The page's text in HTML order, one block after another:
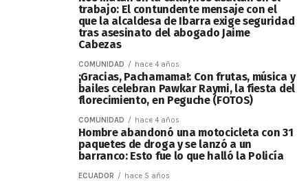
trabajo: El contundente mensaje con el
que la alcaldesa de Ibarra exige seguridad
tras asesinato del abogado Jaime
Cabezas
COMUNIDAD hace 4 años
¡Gracias, Pachamama!: Con frutas, música y
bailes celebran Pawkar Raymi, la fiesta del
florecimiento, en Peguche (FOTOS)
COMUNIDAD hace 4 años
Hombre abandonó una motocicleta con 31
paquetes de droga y se lanzó a un
barranco: Esto fue lo que halló la Policía
ECUADOR hace 5 años